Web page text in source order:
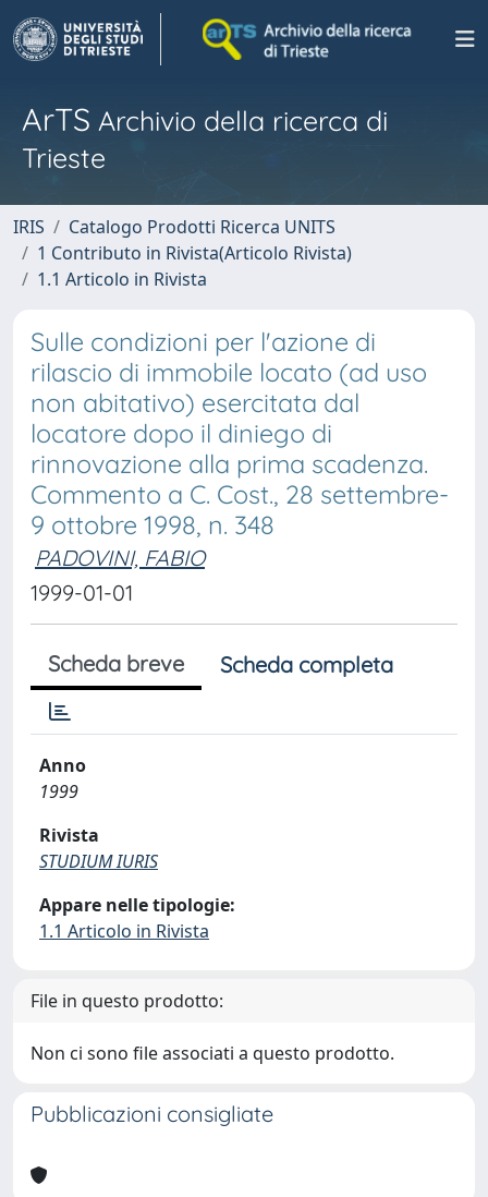
ArTS Archivio della ricerca di
Trieste
IRIS
Catalogo Prodotti Ricerca UNITS
1 Contributo in Rivista(Articolo Rivista)
1.1 Articolo in Rivista
Sulle condizioni per l'azione di
rilascio di immobile locato (ad uso
non abitativo) esercitata dal
locatore dopo il diniego di
rinnovazione alla prima scadenza.
Commento a C. Cost., 28 settembre-
9 ottobre 1998, n. 348
PADOVINI, FABIO
1999-01-01
Scheda breve Scheda completa
Anno
1999
Rivista
STUDIUM IURIS
Appare nelle tipologie:
1.1 Articolo in Rivista
File in questo prodotto:
Non ci sono file associati a questo prodotto.
Pubblicazioni consigliate